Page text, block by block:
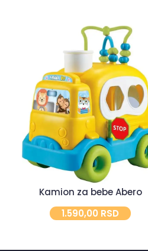
Kamion za bebe Abero
1.590,00 RSD